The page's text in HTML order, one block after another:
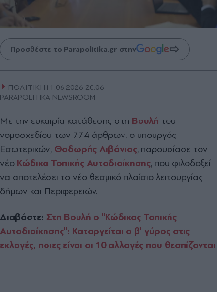
Προσθέστε το Parapolitika.gr στην
ΠΟΛΙΤΙΚΗ11.06.2026 20:06
PARAPOLITIKA NEWSROOM
Με την ευκαιρία κατάθεσης στη Βουλή του
νομοσχεδίου των 774 άρθρων, ο υπουργός
Εσωτερικών, Θοδωρής Λιβάνιος, παρουσίασε τον
νέο Κώδικα Τοπικής Αυτοδιοίκησης, που φιλοδοξεί
να αποτελέσει το νέο θεσμικό πλαίσιο λειτουργίας
δήμων και Περιφερειών.
Διαβάστε: Στη Βουλή ο "Κώδικας Τοπικής
Αυτοδιοίκησης": Καταργείται ο β' γύρος στις
εκλογές, ποιες είναι οι 10 αλλαγές που θεσπίζονται